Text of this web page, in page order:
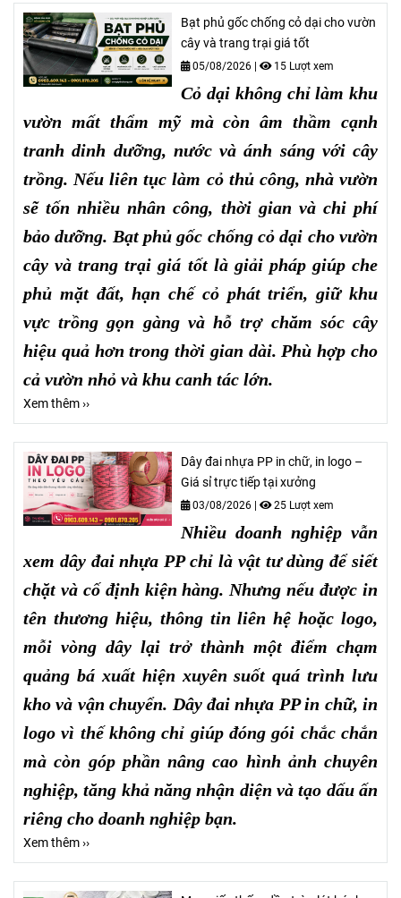
Bạt phủ gốc chống cỏ dại cho vườn
cây và trang trại giá tốt
05/08/2026 | 15 Lượt xem
Cỏ dại không chỉ làm khu
vườn mất thẩm mỹ mà còn âm thầm cạnh
tranh dinh dưỡng, nước và ánh sáng với cây
trồng. Nếu liên tục làm cỏ thủ công, nhà vườn
sẽ tốn nhiều nhân công, thời gian và chi phí
bảo dưỡng. Bạt phủ gốc chống cỏ dại cho vườn
cây và trang trại giá tốt là giải pháp giúp che
phủ mặt đất, hạn chế cỏ phát triển, giữ khu
vực trồng gọn gàng và hỗ trợ chăm sóc cây
hiệu quả hơn trong thời gian dài. Phù hợp cho
cả vườn nhỏ và khu canh tác lớn.
Xem thêm ››
Dây đai nhựa PP in chữ, in logo –
Giá sỉ trực tiếp tại xưởng
03/08/2026 | 25 Lượt xem
Nhiều doanh nghiệp vẫn
xem dây đai nhựa PP chỉ là vật tư dùng để siết
chặt và cố định kiện hàng. Nhưng nếu được in
tên thương hiệu, thông tin liên hệ hoặc logo,
mỗi vòng dây lại trở thành một điểm chạm
quảng bá xuất hiện xuyên suốt quá trình lưu
kho và vận chuyển. Dây đai nhựa PP in chữ, in
logo vì thế không chỉ giúp đóng gói chắc chắn
mà còn góp phần nâng cao hình ảnh chuyên
nghiệp, tăng khả năng nhận diện và tạo dấu ấn
riêng cho doanh nghiệp bạn.
Xem thêm ››